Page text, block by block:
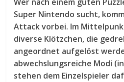
Super Nintendo sucht,
Attack vorbei. Im
diverse Klötzchen, die
angeordnet aufgelöst
abwechslungsreiche Modi
stehen dem Einzelspieler